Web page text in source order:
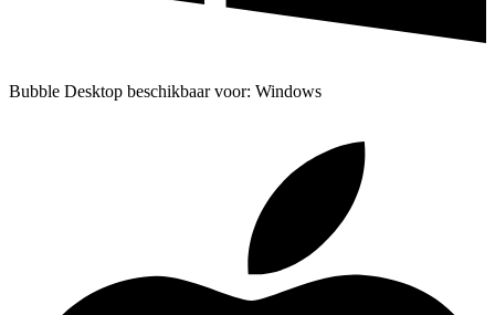
Bubble Desktop beschikbaar voor: Windows